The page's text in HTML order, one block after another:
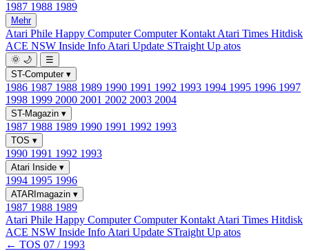
1987 1988 1989
Mehr
Atari Phile Happy ComputerComputer Kontakt Atari Times Hitdisk
ACE NSW Inside Info Atari Update STraight Up atos
🌞 🌙
☰
ST-Computer ▾
1986 1987 1988 1989 1990 1991 1992 1993 1994 1995 1996 1997
1998 1999 2000 2001 2002 2003 2004
ST-Magazin ▾
1987 1988 1989 1990 1991 1992 1993
TOS ▾
1990 1991 1992 1993
Atari Inside ▾
1994 1995 1996
ATARImagazin ▾
1987 1988 1989
Atari Phile Happy ComputerComputer Kontakt Atari Times Hitdisk
ACE NSW Inside Info Atari Update STraight Up atos
← TOS 07 / 1993